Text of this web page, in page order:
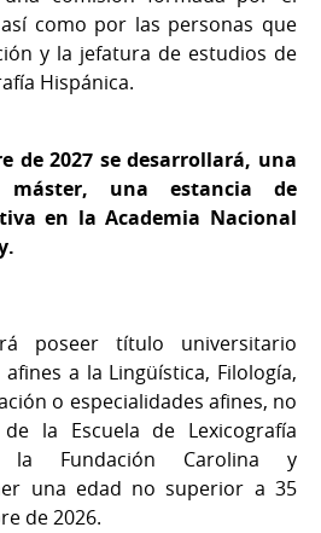
como por las personas que
y la jefatura de estudios de
Hispánica.
de 2027 se desarrollará, una
una estancia de
en la Academia Nacional
poseer título universitario
a la Lingüística, Filología,
o especialidades afines, no
la Escuela de Lexicografía
Fundación Carolina y
una edad no superior a 35
de 2026.